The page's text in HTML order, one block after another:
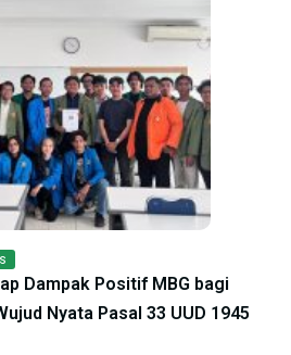
Dampak Positif MBG bagi
Nyata Pasal 33 UUD 1945